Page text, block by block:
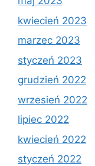
kwiecień 2023
marzec 2023
styczeń 2023
grudzień 2022
wrzesień 2022
lipiec 2022
kwiecień 2022
styczeń 2022